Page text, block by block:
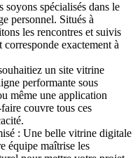
soyons spécialisés dans le
personnel. Situés à
les rencontres et suivis
exactement à
un site vitrine
performante sous
même une application
couvre tous ces
: Une belle vitrine digitale
équipe maîtrise les